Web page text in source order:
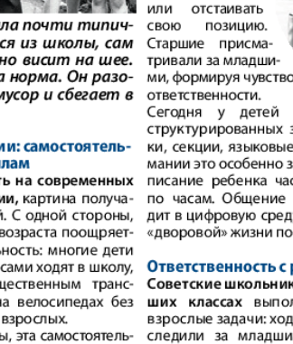
АйБолит
Аргументы и
факты Европа
Бизнес мир
Вести